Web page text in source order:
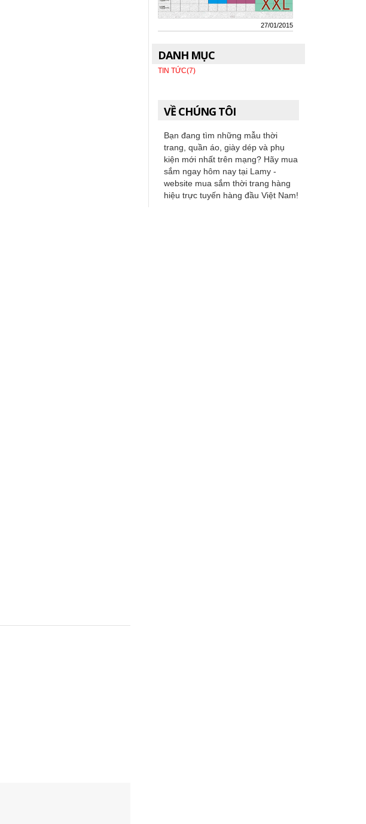
27/01/2015
DANH MỤC
TIN TỨC(7)
VỀ CHÚNG TÔI
Bạn đang tìm những mẫu thời
trang, quần áo, giày dép và phụ
kiện mới nhất trên mạng? Hãy mua
sắm ngay hôm nay tại Lamy -
website mua sắm thời trang hàng
hiệu trực tuyến hàng đầu Việt Nam!